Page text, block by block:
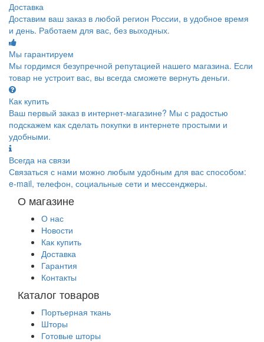
Доставка
Доставим ваш заказ в любой регион России, в удобное время
и день. Работаем для вас, без выходных.
Мы гарантируем
Мы гордимся безупречной репутацией нашего магазина. Если
товар не устроит вас, вы всегда сможете вернуть деньги.
Как купить
Ваш первый заказ в интернет-магазине? Мы с радостью
подскажем как сделать покупки в интернете простыми и
удобными.
Всегда на связи
Связаться с нами можно любым удобным для вас способом:
e-mail, телефон, социальные сети и мессенджеры.
О магазине
О нас
Новости
Как купить
Доставка
Гарантия
Контакты
Каталог товаров
Портьерная ткань
Шторы
Готовые шторы